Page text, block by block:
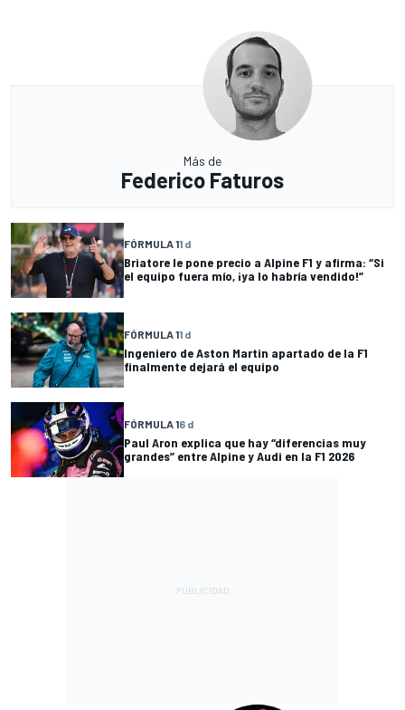
Más de
Federico Faturos
FÓRMULA 11 d
Briatore le pone precio a Alpine F1 y afirma: “Si
el equipo fuera mío, ¡ya lo habría vendido!”
FÓRMULA 11 d
Ingeniero de Aston Martin apartado de la F1
finalmente dejará el equipo
FÓRMULA 16 d
Paul Aron explica que hay “diferencias muy
grandes” entre Alpine y Audi en la F1 2026